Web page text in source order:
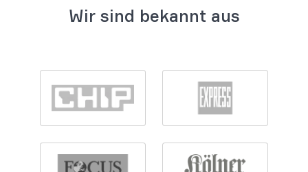
Wir sind bekannt aus